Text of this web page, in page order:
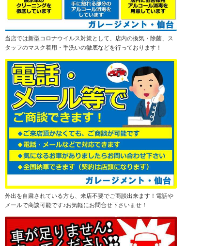
当店では新型コロナウイルス対策として、店内の換気・除菌、ス
タッフのマスク着用・手洗いの徹底などを行っております！
外出を自粛されている方も、来店不要でご商談出来ます！電話や
メールで商談可能です♪お気軽にお問合せ下さいませ！